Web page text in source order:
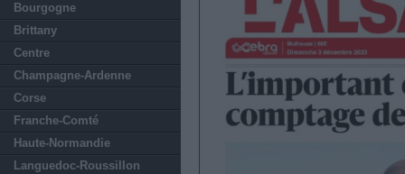
Bourgogne
Brittany
Centre
Champagne-Ardenne
Corse
Franche-Comté
Haute-Normandie
Languedoc-Roussillon